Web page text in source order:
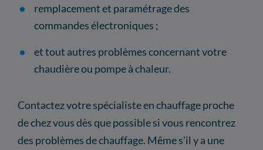
remplacement et paramétrage des
commandes électroniques ;
et tout autres problèmes concernant votre
chaudière ou pompe à chaleur.
Contactez votre spécialiste en chauffage proche
de chez vous dès que possible si vous rencontrez
des problèmes de chauffage. Même s'il y a une